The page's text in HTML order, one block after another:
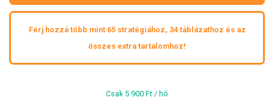
Férj hozzá több mint 65 stratégiához, 34 táblázathoz és az
összes extra tartalomhoz!
Csak 5 900 Ft / hó